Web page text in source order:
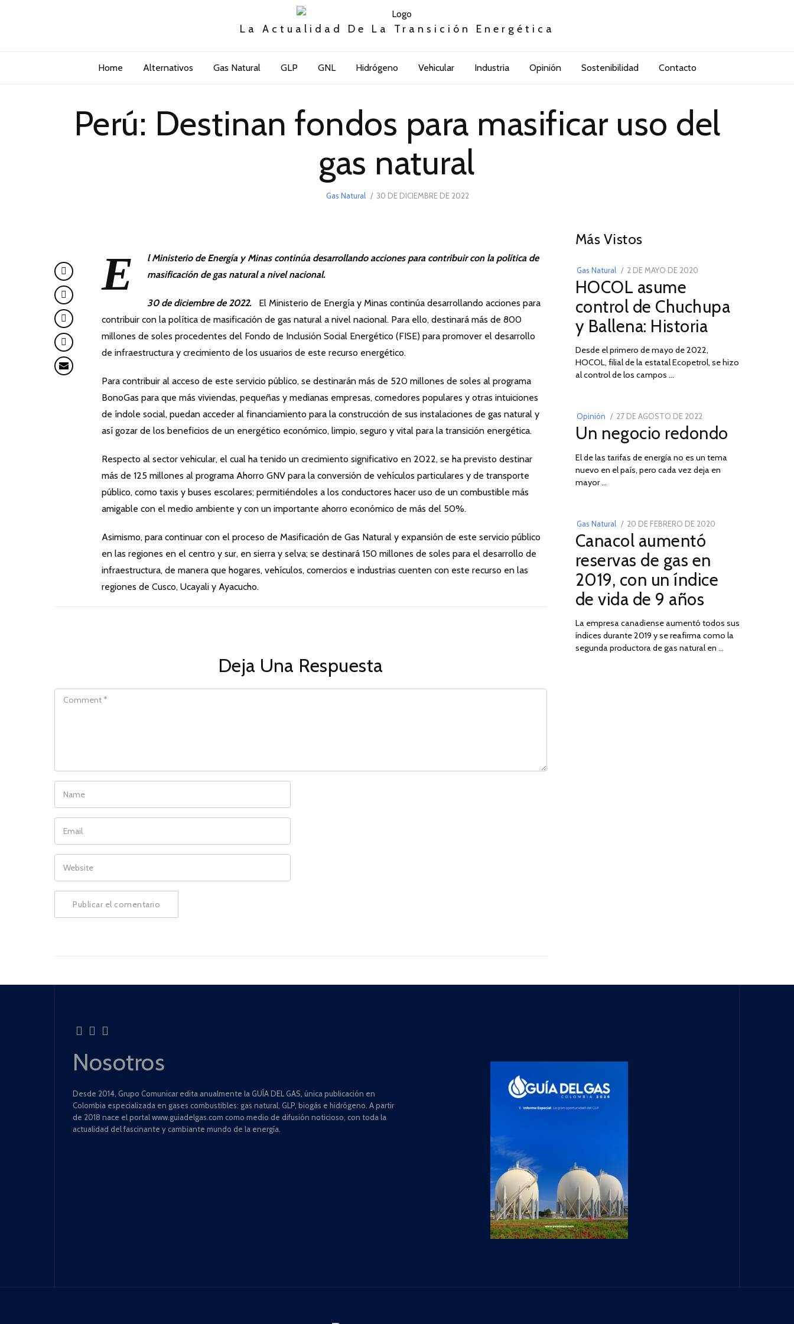
La Actualidad De La Transición Energética
Home Alternativos Gas Natural GLP GNL Hidrógeno Vehicular Industria Opinión Sostenibilidad Contacto
Perú: Destinan fondos para masificar uso del
gas natural
Gas Natural
POSTED
30 DE DICIEMBRE DE 2022
E
l Ministerio de Energía y Minas continúa desarrollando acciones para contribuir con la política de
masificación de gas natural a nivel nacional.
30 de diciembre de 2022. El Ministerio de Energía y Minas continúa desarrollando acciones para
contribuir con la política de masificación de gas natural a nivel nacional. Para ello, destinará más de 800
millones de soles procedentes del Fondo de Inclusión Social Energético (FISE) para promover el desarrollo
de infraestructura y crecimiento de los usuarios de este recurso energético.
Para contribuir al acceso de este servicio público, se destinarán más de 520 millones de soles al programa
BonoGas para que más viviendas, pequeñas y medianas empresas, comedores populares y otras intuiciones
de índole social, puedan acceder al financiamiento para la construcción de sus instalaciones de gas natural y
así gozar de los beneficios de un energético económico, limpio, seguro y vital para la transición energética.
Respecto al sector vehicular, el cual ha tenido un crecimiento significativo en 2022, se ha previsto destinar
más de 125 millones al programa Ahorro GNV para la conversión de vehículos particulares y de transporte
público, como taxis y buses escolares; permitiéndoles a los conductores hacer uso de un combustible más
amigable con el medio ambiente y con un importante ahorro económico de más del 50%.
Asimismo, para continuar con el proceso de Masificación de Gas Natural y expansión de este servicio público
en las regiones en el centro y sur, en sierra y selva; se destinará 150 millones de soles para el desarrollo de
infraestructura, de manera que hogares, vehículos, comercios e industrias cuenten con este recurso en las
regiones de Cusco, Ucayali y Ayacucho.
Deja Una Respuesta
COMMENT
NAME
EMAIL
WEBSITE
Más Vistos
Gas Natural
POSTED
ON
2 DE MAYO DE 2020
DE
2026
HOCOL asume
control de Chuchupa
y Ballena: Historia
Desde el primero de mayo de 2022,
HOCOL, filial de la estatal Ecopetrol, se hizo
al control de los campos …
Opinión
POSTED
ON
27 DE AGOSTO DE 202230
DE
DE
2022
Un negocio redondo
El de las tarifas de energía no es un tema
nuevo en el país, pero cada vez deja en
mayor …
03
Gas Natural
POSTED
ON
20 DE FEBRERO DE 2020
2025
Canacol aumentó
reservas de gas en
2019, con un índice
de vida de 9 años
La empresa canadiense aumentó todos sus
índices durante 2019 y se reafirma como la
segunda productora de gas natural en …
Nosotros
Desde 2014, Grupo Comunicar edita anualmente la GUÍA DEL GAS, única publicación en
Colombia especializada en gases combustibles: gas natural, GLP, biogás e hidrógeno. A partir
de 2018 nace el portal www.guiadelgas.com como medio de difusión noticioso, con toda la
actualidad del fascinante y cambiante mundo de la energía.